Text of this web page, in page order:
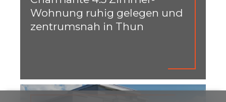
Wohnung ruhig gelegen und
zentrumsnah in Thun